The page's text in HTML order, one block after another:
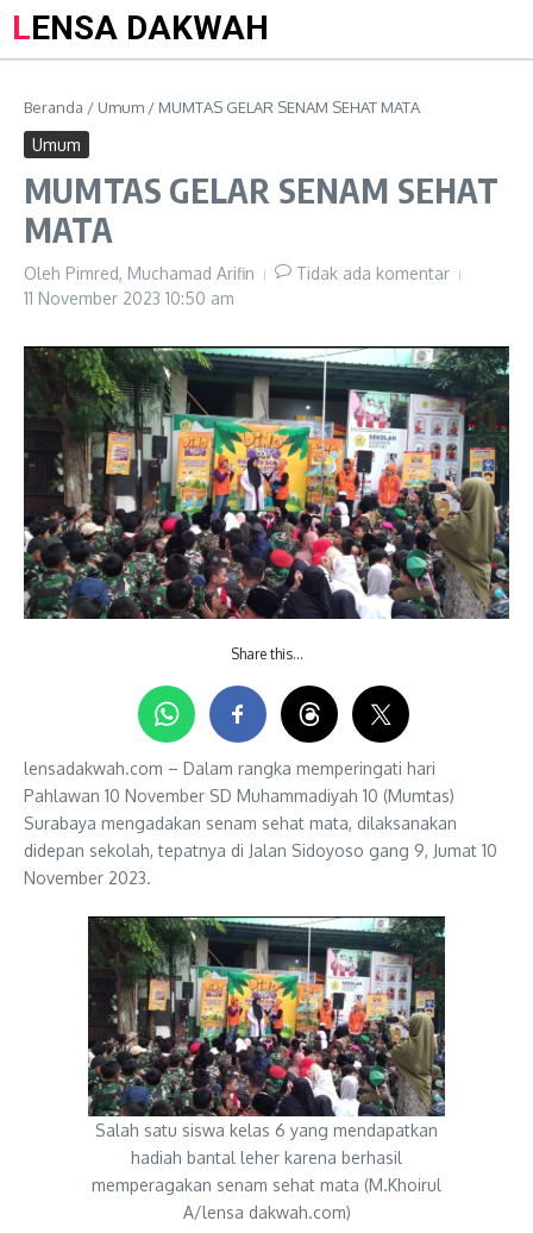
LENSA DAKWAH
Beranda / Umum / MUMTAS GELAR SENAM SEHAT MATA
Umum
MUMTAS GELAR SENAM SEHAT
MATA
Oleh Pimred, Muchamad Arifin
Tidak ada komentar
11 November 2023 10:50 am
Share this…
lensadakwah.com – Dalam rangka memperingati hari
Pahlawan 10 November SD Muhammadiyah 10 (Mumtas)
Surabaya mengadakan senam sehat mata, dilaksanakan
didepan sekolah, tepatnya di Jalan Sidoyoso gang 9, Jumat 10
November 2023.
Salah satu siswa kelas 6 yang mendapatkan
hadiah bantal leher karena berhasil
memperagakan senam sehat mata (M.Khoirul
A/lensa dakwah.com)